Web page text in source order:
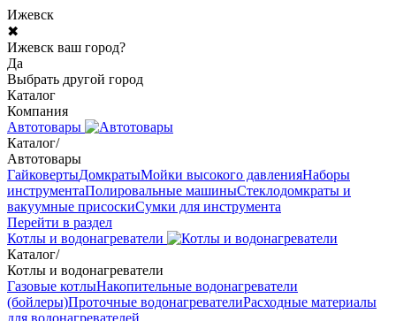
Ижевск
✖
Ижевск ваш город?
Да
Выбрать другой город
Каталог
Компания
Автотовары
Каталог/
Автотовары
ГайковертыДомкратыМойки высокого давленияНаборы
инструментаПолировальные машиныСтеклодомкраты и
вакуумные присоскиСумки для инструмента
Перейти в раздел
Котлы и водонагреватели
Каталог/
Котлы и водонагреватели
Газовые котлыНакопительные водонагреватели
(бойлеры)Проточные водонагревателиРасходные материалы
для водонагревателей